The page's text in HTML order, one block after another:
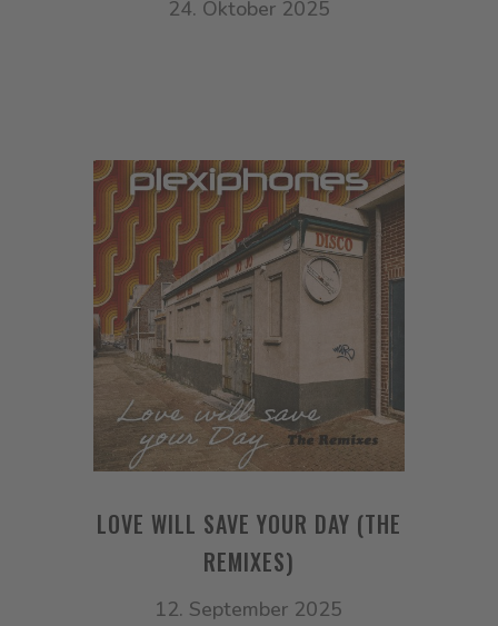
24. Oktober 2025
LOVE WILL SAVE YOUR DAY (THE
REMIXES)
12. September 2025